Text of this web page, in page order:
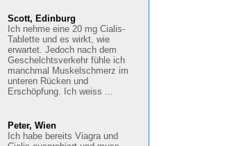
Scott, Edinburg
Ich nehme eine 20 mg Cialis-
Tablette und es wirkt, wie
erwartet. Jedoch nach dem
Geschelchtsverkehr fühle ich
manchmal Muskelschmerz im
unteren Rücken und
Erschöpfung. Ich weiss ...
Peter, Wien
Ich habe bereits Viagra und